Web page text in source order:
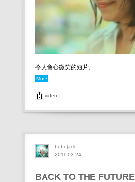
令人會心微笑的短片。
More
video
BACK TO THE FUTURE
2011-03-24
bebejack